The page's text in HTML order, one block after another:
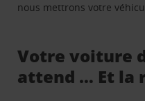
nous mettrons votre
Votre voiture
attend … Et la